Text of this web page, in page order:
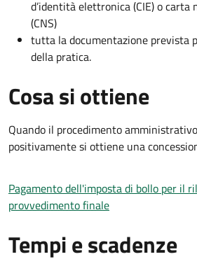
d’identità elettronica (CIE) o carta
(CNS)
tutta la documentazione prevista
della pratica.
Cosa si ottiene
Quando il procedimento
positivamente si ottiene una
Pagamento dell'imposta di bollo per il
provvedimento finale
Tempi e scadenze